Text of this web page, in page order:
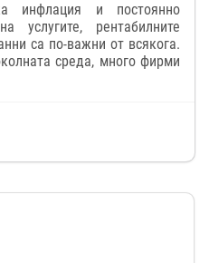
инфлация и постоянно
услугите, рентабилните
са по-важни от всякога.
среда, много фирми